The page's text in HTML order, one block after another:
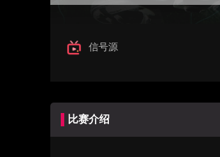
信号源
比赛介绍